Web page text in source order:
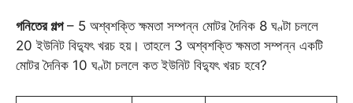
গনিতের গল্প– 5 অশ্বশক্তি ক্ষমতা সম্পন্ন মোটর দৈনিক 8 ঘণ্টা চললে
20 ইউনিট বিদ্যুৎ খরচ হয়। তাহলে 3 অশ্বশক্তি ক্ষমতা সম্পন্ন একটি
মোটর দৈনিক 10 ঘণ্টা চললে কত ইউনিট বিদ্যুৎ খরচ হবে?